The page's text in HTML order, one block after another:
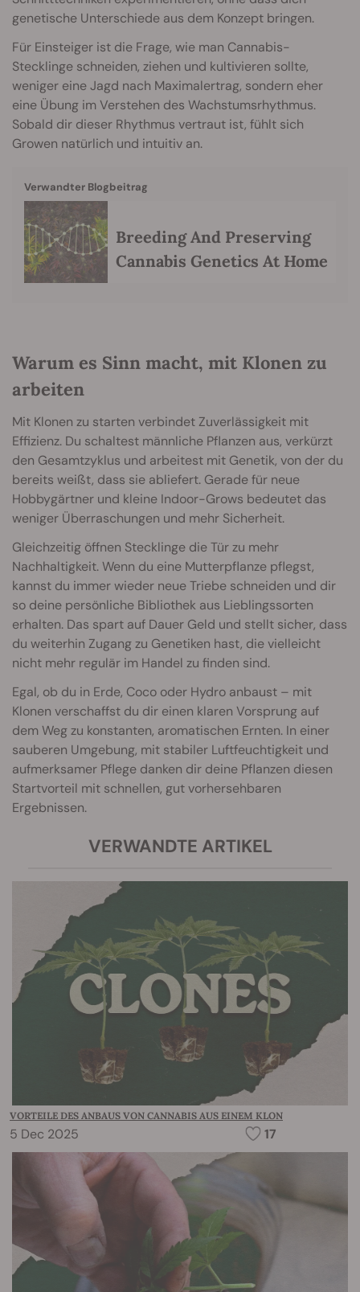
genetische Unterschiede aus dem Konzept bringen.
Für Einsteiger ist die Frage, wie man Cannabis-
Stecklinge schneiden, ziehen und kultivieren sollte,
weniger eine Jagd nach Maximalertrag, sondern eher
eine Übung im Verstehen des Wachstumsrhythmus.
Sobald dir dieser Rhythmus vertraut ist, fühlt sich
Growen natürlich und intuitiv an.
Verwandter Blogbeitrag
Breeding And Preserving
Cannabis Genetics At Home
Warum es Sinn macht, mit Klonen zu
arbeiten
Mit Klonen zu starten verbindet Zuverlässigkeit mit
Effizienz. Du schaltest männliche Pflanzen aus, verkürzt
den Gesamtzyklus und arbeitest mit Genetik, von der du
bereits weißt, dass sie abliefert. Gerade für neue
Hobbygärtner und kleine Indoor-Grows bedeutet das
weniger Überraschungen und mehr Sicherheit.
Gleichzeitig öffnen Stecklinge die Tür zu mehr
Nachhaltigkeit. Wenn du eine Mutterpflanze pflegst,
kannst du immer wieder neue Triebe schneiden und dir
so deine persönliche Bibliothek aus Lieblingssorten
erhalten. Das spart auf Dauer Geld und stellt sicher, dass
du weiterhin Zugang zu Genetiken hast, die vielleicht
nicht mehr regulär im Handel zu finden sind.
Egal, ob du in Erde, Coco oder Hydro anbaust – mit
Klonen verschaffst du dir einen klaren Vorsprung auf
dem Weg zu konstanten, aromatischen Ernten. In einer
sauberen Umgebung, mit stabiler Luftfeuchtigkeit und
aufmerksamer Pflege danken dir deine Pflanzen diesen
Startvorteil mit schnellen, gut vorhersehbaren
Ergebnissen.
VERWANDTE ARTIKEL
VORTEILE DES ANBAUS VON CANNABIS AUS EINEM KLON
5 Dec 2025 17